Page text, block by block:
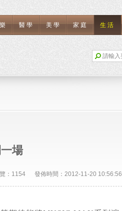
醫學 美學 家庭 生活
場
：1154 發佈時間：2012-11-20 10:56:56